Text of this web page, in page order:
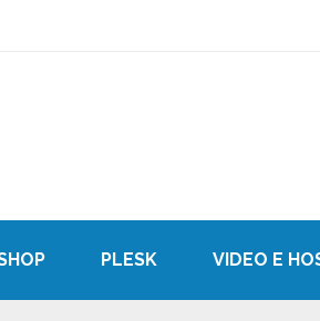
PLESK VIDEO E